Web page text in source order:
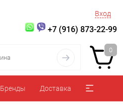
Вход
+7 (916) 873-22-99
0
Бренды Доставка